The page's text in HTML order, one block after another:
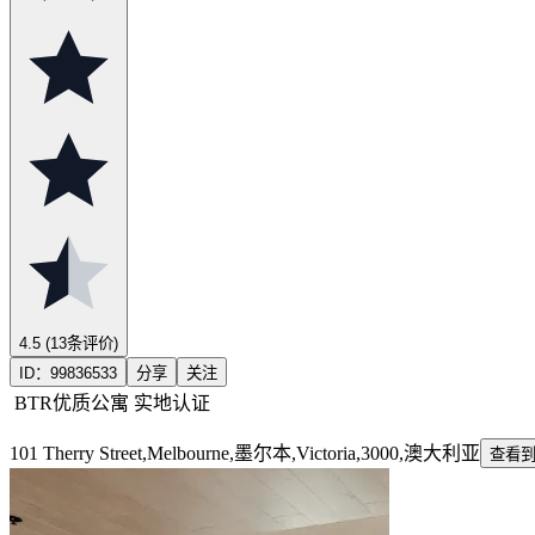
4.5 (13条评价)
ID： 99836533 分享 关注
BTR优质公寓 实地认证
101 Therry Street,Melbourne,墨尔本,Victoria,3000,澳大利亚 查看